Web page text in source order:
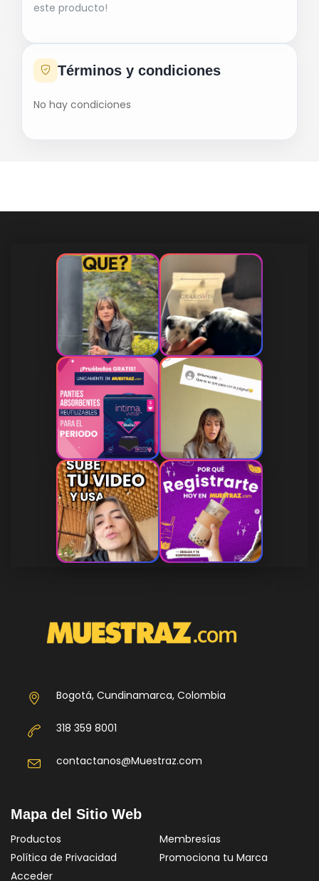
Términos y condiciones
No hay condiciones
este producto!
Bogotá, Cundinamarca, Colombia
318 359 8001
contactanos@Muestraz.com
Mapa del Sitio Web
Productos
Membresías
Política de Privacidad
Promociona tu Marca
Acceder